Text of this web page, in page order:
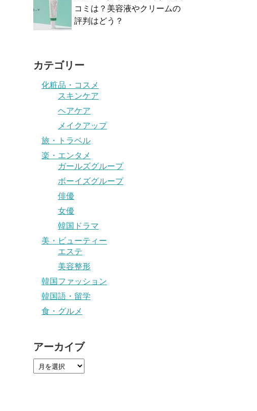
コミは？美容液やクリームの
評判はどう？
カテゴリー
化粧品・コスメ
スキンケア
ヘアケア
メイクアップ
旅・トラベル
楽・エンタメ
ガールズグループ
ボーイズグループ
俳優
女優
韓国ドラマ
美・ビューティー
エステ
美容整形
韓国ファッション
韓国語・留学
食・グルメ
アーカイブ